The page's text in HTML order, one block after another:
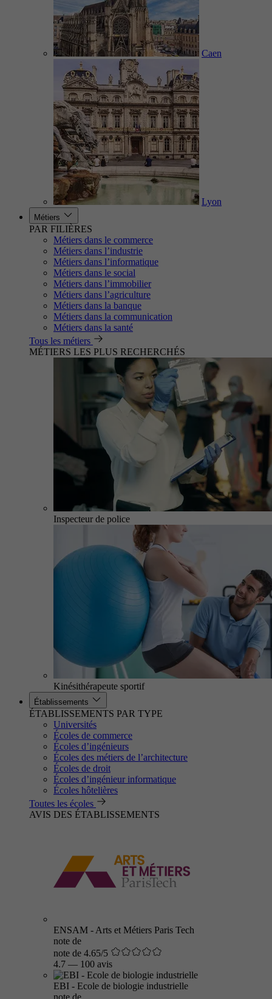
Caen
Lyon
Métiers
PAR FILIÈRES
Métiers dans le commerce
Métiers dans l’industrie
Métiers dans l’informatique
Métiers dans le social
Métiers dans l’immobilier
Métiers dans l’agriculture
Métiers dans la banque
Métiers dans la communication
Métiers dans la santé
Tous les métiers
MÉTIERS LES PLUS RECHERCHÉS
Inspecteur de police
Kinésithérapeute sportif
Établissements
ÉTABLISSEMENTS PAR TYPE
Universités
Écoles de commerce
Écoles d’ingénieurs
Écoles des métiers de l’architecture
Écoles de droit
Écoles d’ingénieur informatique
Écoles hôtelières
Toutes les écoles
AVIS DES ÉTABLISSEMENTS
ENSAM - Arts et Métiers Paris Tech
note de
note de 4.65/5
4.7 — 100 avis
EBI - Ecole de biologie industrielle
note de